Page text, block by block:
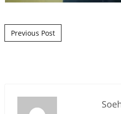
Post navigation
Previous Post